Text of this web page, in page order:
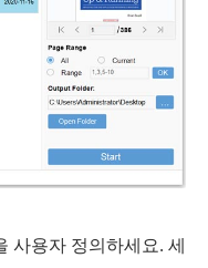
사용자 정의하세요. 세